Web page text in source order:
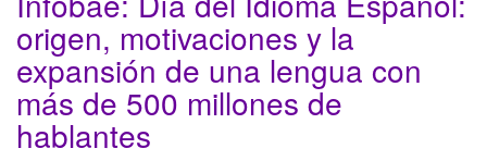
origen, motivaciones y la
expansión de una lengua con
más de 500 millones de
hablantes